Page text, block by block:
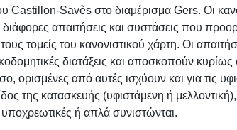
Castillon-Savès στο διαμέρισμα Gers. Οι
διάφορες απαιτήσεις και συστάσεις που
τομείς του κανονιστικού χάρτη. Οι
διατάξεις και αποσκοπούν
ορισμένες από αυτές ισχύουν και για τις
της κατασκευής (υφιστάμενη ή
υποχρεωτικές ή απλά συνιστώνται.